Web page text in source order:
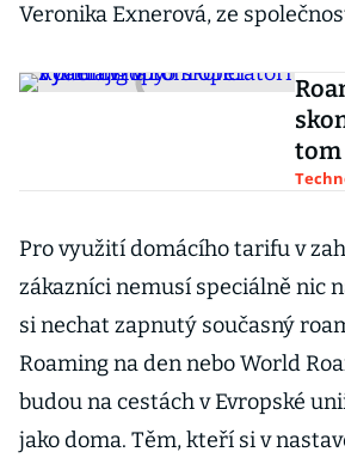
Veronika Exnerová, ze
tom
jihu
Pro využití domácího tarifu v
zákazníci nemusí speciálně nic
si nechat zapnutý současný
Roaming na den nebo World
budou na cestách v Evropské
jako doma. Těm, kteří si v